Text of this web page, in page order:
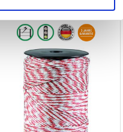
400 m, weiß-rot